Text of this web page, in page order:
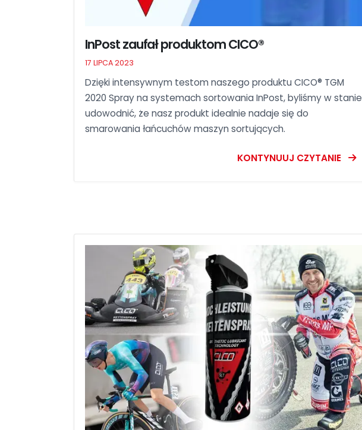
InPost zaufał produktom CICO®
17 LIPCA 2023
Dzięki intensywnym testom naszego produktu CICO®️ TGM
2020 Spray na systemach sortowania InPost, byliśmy w stanie
udowodnić, że nasz produkt idealnie nadaje się do
smarowania łańcuchów maszyn sortujących.
KONTYNUUJ CZYTANIE